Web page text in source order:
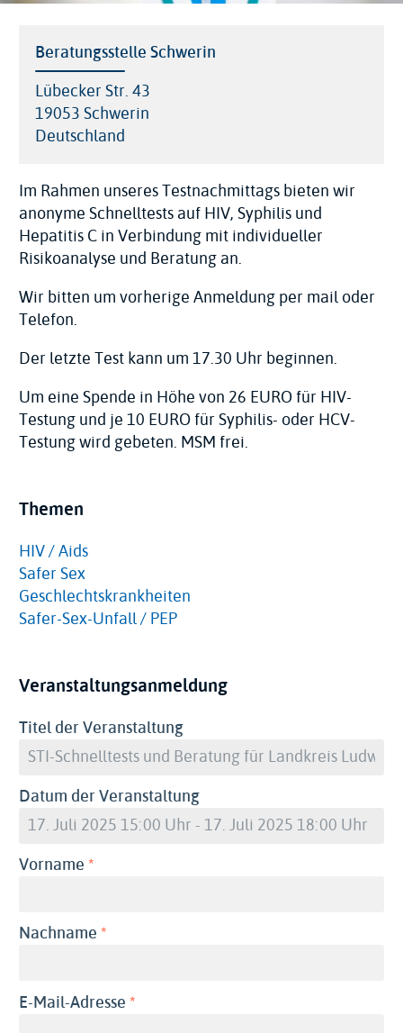
Veranstaltungsort
Beratungsstelle Schwerin
Adresse
Lübecker Str. 43
19053Schwerin
Deutschland
Im Rahmen unseres Testnachmittags bieten wir
anonyme Schnelltests auf HIV, Syphilis und
Hepatitis C in Verbindung mit individueller
Risikoanalyse und Beratung an.
Wir bitten um vorherige Anmeldung per mail oder
Telefon.
Der letzte Test kann um 17.30 Uhr beginnen.
Um eine Spende in Höhe von 26 EURO für HIV-
Testung und je 10 EURO für Syphilis- oder HCV-
Testung wird gebeten. MSM frei.
Themen
HIV / Aids
Safer Sex
Geschlechtskrankheiten
Safer-Sex-Unfall / PEP
Veranstaltungsanmeldung
Titel der Veranstaltung
Datum der Veranstaltung
Vorname(erforderlich)
Nachname(erforderlich)
E-Mail-Adresse(erforderlich)